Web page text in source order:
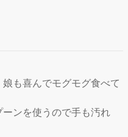
も喜んでモグモグ食べて
ンを使うので手も汚れ